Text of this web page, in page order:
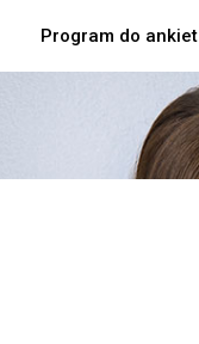
Program do ankiet